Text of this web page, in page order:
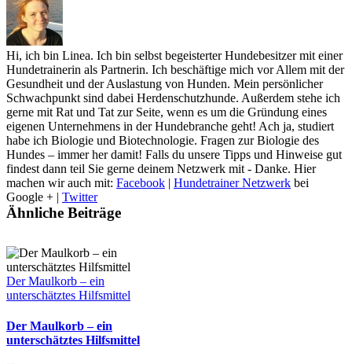
Hi, ich bin Linea. Ich bin selbst begeisterter Hundebesitzer mit einer
Hundetrainerin als Partnerin. Ich beschäftige mich vor Allem mit der
Gesundheit und der Auslastung von Hunden. Mein persönlicher
Schwachpunkt sind dabei Herdenschutzhunde. Außerdem stehe ich
gerne mit Rat und Tat zur Seite, wenn es um die Gründung eines
eigenen Unternehmens in der Hundebranche geht! Ach ja, studiert
habe ich Biologie und Biotechnologie. Fragen zur Biologie des
Hundes – immer her damit! Falls du unsere Tipps und Hinweise gut
findest dann teil Sie gerne deinem Netzwerk mit - Danke. Hier
machen wir auch mit: Facebook | Hundetrainer Netzwerk bei
Google + | Twitter
Ähnliche Beiträge
Der Maulkorb – ein
unterschätztes Hilfsmittel
Der Maulkorb – ein
unterschätztes Hilfsmittel